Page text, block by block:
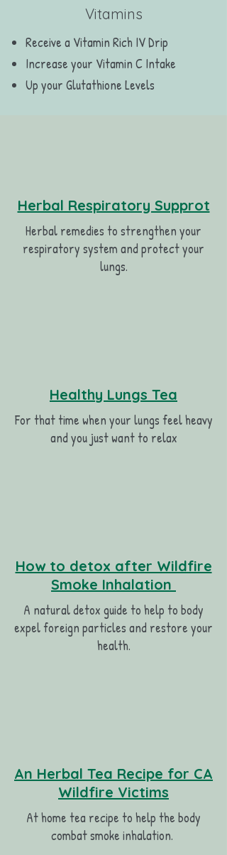
Vitamins
Receive a Vitamin Rich IV Drip​
Increase your Vitamin C Intake
Up your Glutathione Levels
Herbal Respiratory Supprot
Herbal remedies to strengthen your
respiratory system and protect your
lungs.
Healthy Lungs Tea
For that time when your lungs feel heavy
and you just want to relax
How to detox after Wildfire
Smoke Inhalation
A natural detox guide to help to body
expel foreign particles and restore your
health.
An Herbal Tea Recipe for CA
Wildfire Victims
At home tea recipe to help the body
combat smoke inhalation.